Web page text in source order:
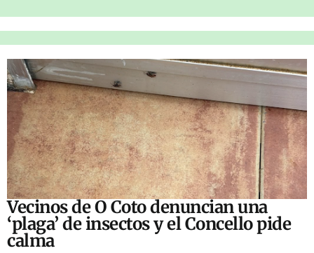
Vecinos de O Coto denuncian una
‘plaga’ de insectos y el Concello pide
calma